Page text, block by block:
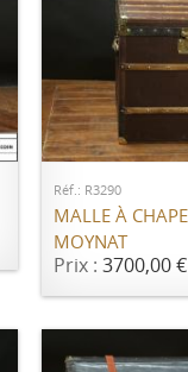
AJOUTER
Réf.: R3290
MALLE À
MOYNAT
Prix : 3700,00 €